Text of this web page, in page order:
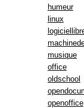
humeur
linux
musique
office
oldschool
openoffice